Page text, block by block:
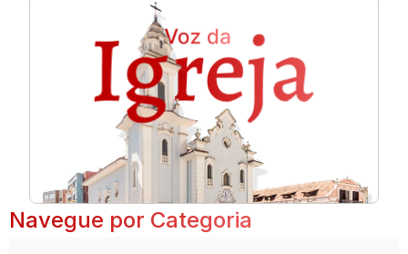
Navegue por Categoria